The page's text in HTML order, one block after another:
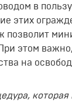
в
этих
позволит
этом
на